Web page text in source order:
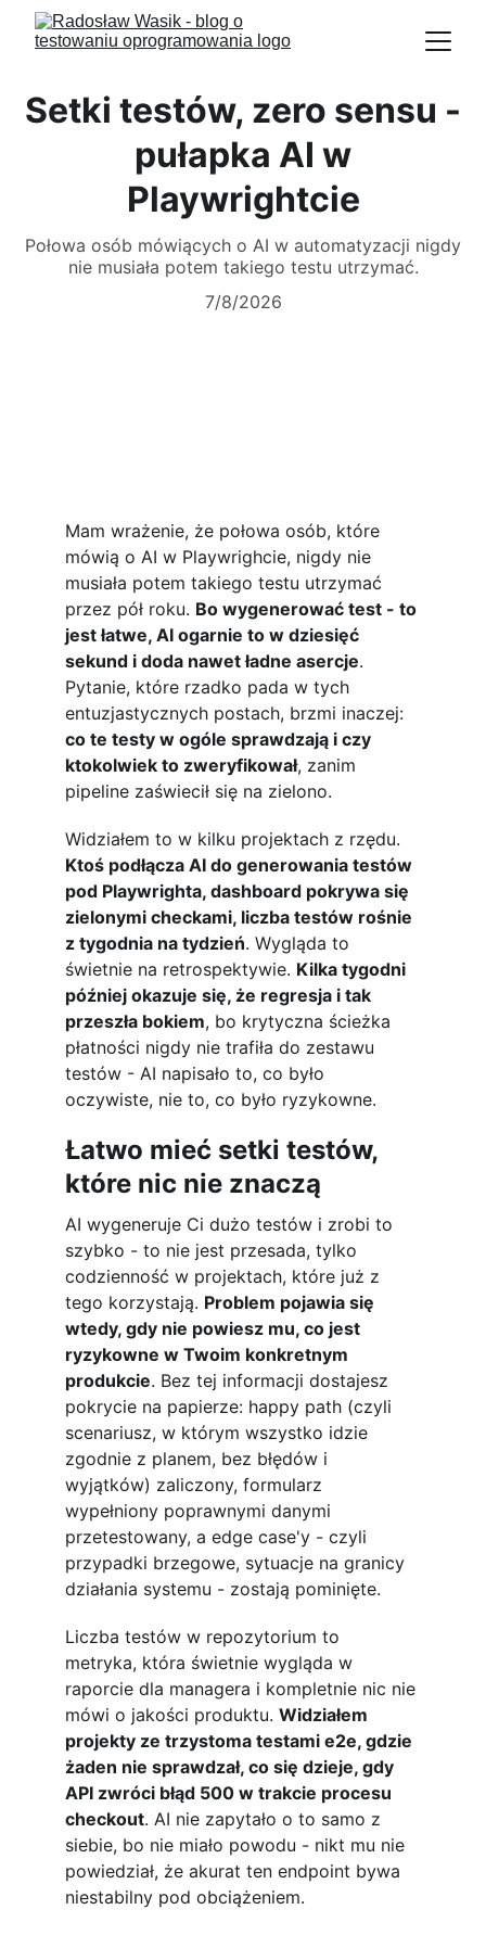
Setki testów, zero sensu -
pułapka AI w
Playwrightcie
Połowa osób mówiących o AI w automatyzacji nigdy
nie musiała potem takiego testu utrzymać.
7/8/2026
Mam wrażenie, że połowa osób, które
mówią o AI w Playwrighcie, nigdy nie
musiała potem takiego testu utrzymać
przez pół roku. Bo wygenerować test - to
jest łatwe, AI ogarnie to w dziesięć
sekund i doda nawet ładne asercje.
Pytanie, które rzadko pada w tych
entuzjastycznych postach, brzmi inaczej:
co te testy w ogóle sprawdzają i czy
ktokolwiek to zweryfikował, zanim
pipeline zaświecił się na zielono.
Widziałem to w kilku projektach z rzędu.
Ktoś podłącza AI do generowania testów
pod Playwrighta, dashboard pokrywa się
zielonymi checkami, liczba testów rośnie
z tygodnia na tydzień. Wygląda to
świetnie na retrospektywie. Kilka tygodni
później okazuje się, że regresja i tak
przeszła bokiem, bo krytyczna ścieżka
płatności nigdy nie trafiła do zestawu
testów - AI napisało to, co było
oczywiste, nie to, co było ryzykowne.
Łatwo mieć setki testów,
które nic nie znaczą
AI wygeneruje Ci dużo testów i zrobi to
szybko - to nie jest przesada, tylko
codzienność w projektach, które już z
tego korzystają. Problem pojawia się
wtedy, gdy nie powiesz mu, co jest
ryzykowne w Twoim konkretnym
produkcie. Bez tej informacji dostajesz
pokrycie na papierze: happy path (czyli
scenariusz, w którym wszystko idzie
zgodnie z planem, bez błędów i
wyjątków) zaliczony, formularz
wypełniony poprawnymi danymi
przetestowany, a edge case'y - czyli
przypadki brzegowe, sytuacje na granicy
działania systemu - zostają pominięte.
Liczba testów w repozytorium to
metryka, która świetnie wygląda w
raporcie dla managera i kompletnie nic nie
mówi o jakości produktu. Widziałem
projekty ze trzystoma testami e2e, gdzie
żaden nie sprawdzał, co się dzieje, gdy
API zwróci błąd 500 w trakcie procesu
checkout. AI nie zapytało o to samo z
siebie, bo nie miało powodu - nikt mu nie
powiedział, że akurat ten endpoint bywa
niestabilny pod obciążeniem.